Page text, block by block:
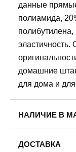
данные
полиамида,
полибутилена,
эластичность.
домашние
для дома и
НАЛИЧИЕ В
до 21:00
ДОСТАВКА